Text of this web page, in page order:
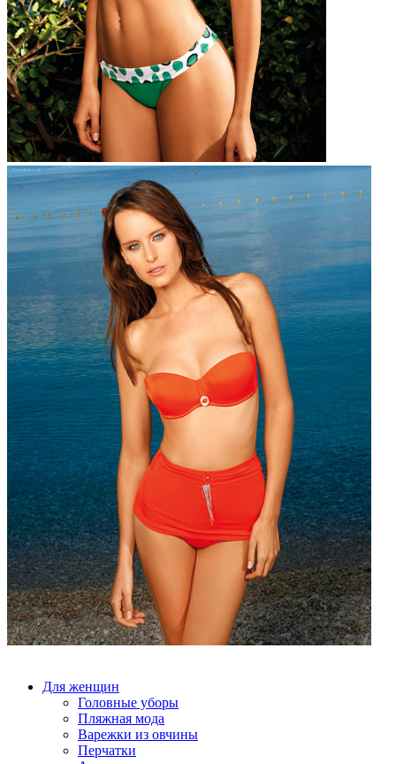
Для женщин
Головные уборы
Пляжная мода
Варежки из овчины
Перчатки